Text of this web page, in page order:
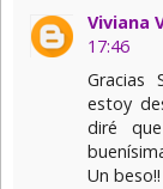
Viviana
17:46
Gracias
estoy
diré
Un beso!!